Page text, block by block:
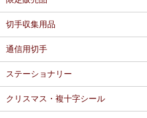
切手収集用品
通信用切手
ステーショナリー
クリスマス・複十字シール